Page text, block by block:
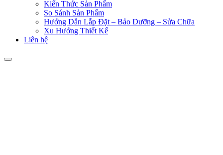
Kiến Thức Sản Phẩm
So Sánh Sản Phẩm
Hướng Dẫn Lắp Đặt – Bảo Dưỡng – Sửa Chữa
Xu Hướng Thiết Kế
Liên hệ